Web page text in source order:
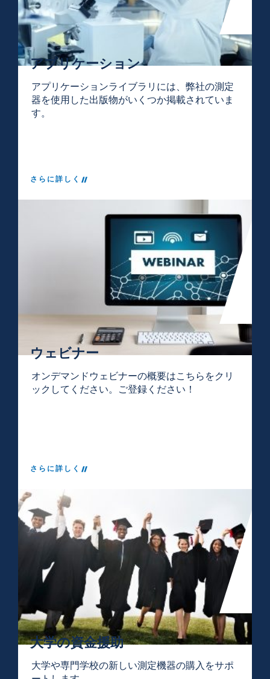
アプリケーション
アプリケーションライブラリには、弊社の測定
器を使用した出版物がいくつか掲載されていま
す。
さらに詳しく
ウェビナー
さらに詳しく
オンデマンドウェビナーの概要はこちらをクリ
ックしてください。ご登録ください！
大学の資金援助
大学や専門学校の新しい測定機器の購入をサポ